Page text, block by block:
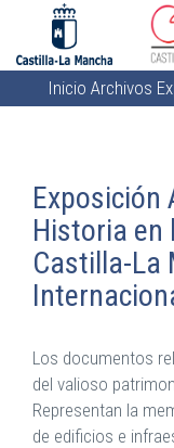
contenido
principal
Sobrescribir
ayuda
navegación
Inicio Archivos
Exposición
Historia en
Castilla-La
Los documentos
del valioso
Representan la
de edificios e